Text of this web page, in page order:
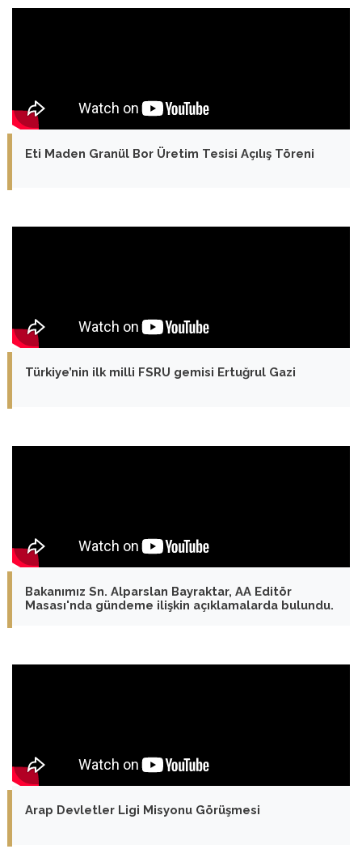
Eti Maden Granül Bor Üretim Tesisi Açılış Töreni
Türkiye’nin ilk milli FSRU gemisi Ertuğrul Gazi
Bakanımız Sn. Alparslan Bayraktar, AA Editör
Masası'nda gündeme ilişkin açıklamalarda bulundu.
Arap Devletler Ligi Misyonu Görüşmesi